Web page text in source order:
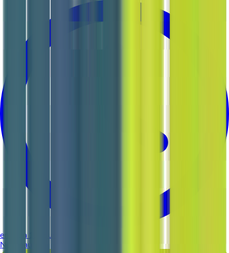
environ 11 heures
Nouveau